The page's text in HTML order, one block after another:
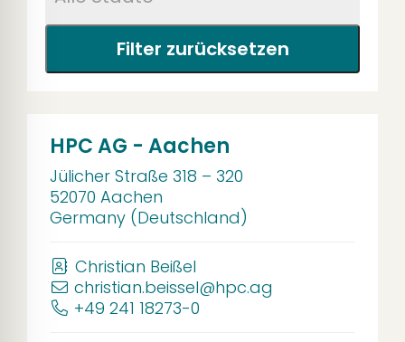
Filter zurücksetzen
HPC AG - Aachen
Jülicher Straße 318 – 320
52070 Aachen
Germany (Deutschland)
Christian Beißel
christian.beissel@hpc.ag
+49 241 18273-0